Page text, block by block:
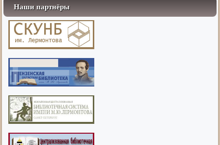
Наши партнёры